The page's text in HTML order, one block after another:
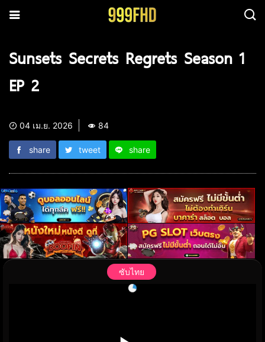
Sunsets Secrets Regrets Season 1
EP 2
04 เม.ย. 2026 84
share tweet share
ซับไทย